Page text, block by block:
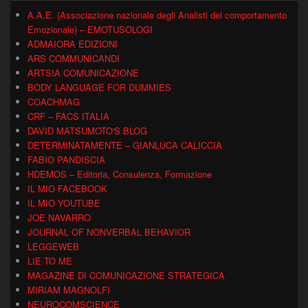
A.A.E. (Associazione nazionale degli Analisti del comportamento
Emozionale) – EMOTUSOLOGI
ADMAIORA EDIZIONI
ARS COMMUNICANDI
ARTSIA COMUNICAZIONE
BODY LANGUAGE FOR DUMMIES
COACHMAG
CRF – FACS ITALIA
DAVID MATSUMOTO'S BLOG
DETERMINATAMENTE – GIANLUCA CALICCIA
FABIO PANDISCIA
HDEMOS – Editoria, Consulenza, Formazione
IL MIO FACEBOOK
IL MIO YOUTUBE
JOE NAVARRO
JOURNAL OF NONVERBAL BEHAVIOR
LEGGEWEB
LIE TO ME
MAGAZINE DI COMUNICAZIONE STRATEGICA
MIRIAM MAGNOLFI
NEUROCOMSCIENCE